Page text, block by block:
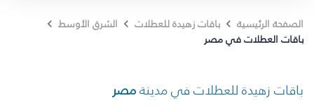
الصفحة الرئيسية باقات زهيدة للعطلات
الشرق الأوسط
باقات العطلات في مصر
باقات زهيدة للعطلات في مدينةمصر